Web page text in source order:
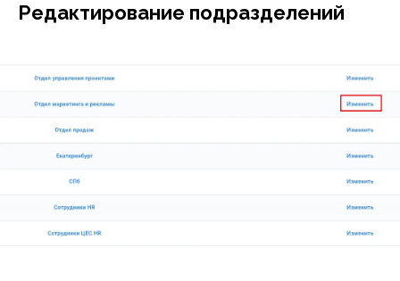
Редактирование подразделений